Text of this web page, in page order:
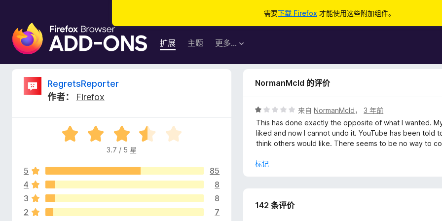
需要下载 Firefox 才能使用这些附加组件。
F
i
e
扩展 主题 更多…
R
e
t
RegretsReporter
作者：
Firefox
评
分
/
5
3.7 / 5 星
5
85
4
8
3
8
2
7
NormanMcld 的评价
评
分
1
/
来自NormanMcld，3 年前
This has done exactly the opposite of what I wanted.
liked and now I cannot undo it. YouTube has been told
think others would like. There seems to be no way to
标记
142 条评价